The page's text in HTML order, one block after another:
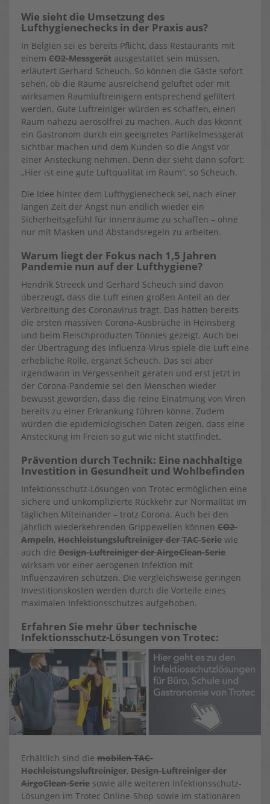
Wie sieht die Umsetzung des
Lufthygienechecks in der Praxis aus?
In Belgien sei es bereits Pflicht, dass Restaurants mit
einem CO2-Messgerät ausgestattet sein müssen,
erläutert Gerhard Scheuch. So können die Gäste sofort
sehen, ob die Räume ausreichend gelüftet oder mit
wirksamen Raumluftreinigern entsprechend gefiltert
werden. Gute Luftreiniger würden es schaffen, einen
Raum nahezu aerosolfrei zu machen. Auch das kkönnt
ein Gastronom durch ein geeignetes Partikelmessgerät
sichtbar machen und dem Kunden so die Angst vor
einer Ansteckung nehmen. Denn der sieht dann sofort:
„Hier ist eine gute Luftqualität im Raum“, so Scheuch.
Die Idee hinter dem Lufthygienecheck sei, nach einer
langen Zeit der Angst nun endlich wieder ein
Sicherheitsgefühl für Innenräume zu schaffen – ohne
nur mit Masken und Abstandsregeln zu arbeiten.
Warum liegt der Fokus nach 1,5 Jahren
Pandemie nun auf der Lufthygiene?
Hendrik Streeck und Gerhard Scheuch sind davon
überzeugt, dass die Luft einen großen Anteil an der
Verbreitung des Coronavirus trägt. Das hätten bereits
die ersten massiven Corona-Ausbrüche in Heinsberg
und beim Fleischproduzten Tönnies gezeigt. Auch bei
der Übertragung des Influenza-Virus spiele die Luft eine
erhebliche Rolle, ergänzt Scheuch. Das sei aber
irgendwann in Vergessenheit geraten und erst jetzt in
der Corona-Pandemie sei den Menschen wieder
bewusst geworden, dass die reine Einatmung von Viren
bereits zu einer Erkrankung führen könne. Zudem
würden die epidemiologischen Daten zeigen, dass eine
Ansteckung im Freien so gut wie nicht stattfindet.
Prävention durch Technik: Eine nachhaltige
Investition in Gesundheit und Wohlbefinden
Infektionsschutz-Lösungen von Trotec ermöglichen eine
sichere und unkomplizierte Rückkehr zur Normalität im
täglichen Miteinander – trotz Corona. Auch bei den
jährlich wiederkehrenden Grippewellen können CO2-
Ampeln, Hochleistungsluftreiniger der TAC-Serie wie
auch die Design-Luftreiniger der AirgoClean-Serie
wirksam vor einer aerogenen Infektion mit
Influenzaviren schützen. Die vergleichsweise geringen
Investitionskosten werden durch die Vorteile eines
maximalen Infektionsschutzes aufgehoben.
Erfahren Sie mehr über technische
Infektionsschutz-Lösungen von Trotec:
Erhältlich sind die mobilen TAC-
Hochleistungsluftreiniger, Design-Luftreiniger der
AirgoClean-Serie sowie alle weiteren Infektionsschutz-
Lösungen im Trotec Online-Shop sowie im stationären